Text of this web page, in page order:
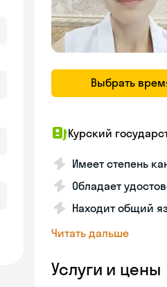
Выбрать
Курский
Имеет степень
Обладает
Находит общий
Читать дальше
Услуги и цены